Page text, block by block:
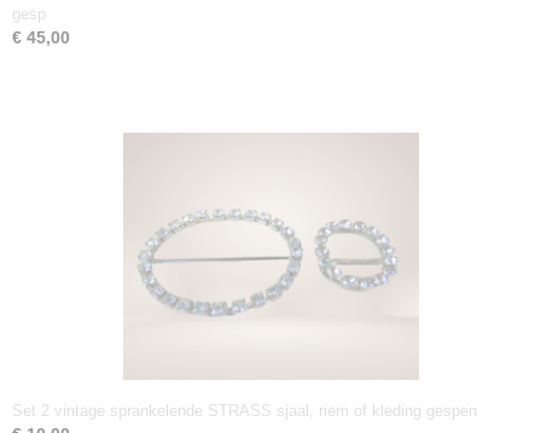
gesp
€ 45,00
Set 2 vintage sprankelende STRASS sjaal, riem of kleding gespen